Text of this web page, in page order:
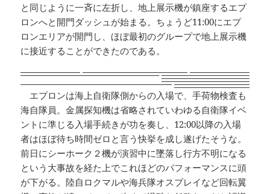
と同じように一斉に左折し、地上展示機が鎮座するエプ
ロンへと開門ダッシュが始まる。ちょうど11:00にエプ
ロンエリアが開門し、ほぼ最初のグループで地上展示機
に接近することができたのである。
エプロンは海上自衛隊側からの入場で、手荷物検査も
海自隊員。金属探知機は省略されていわゆる自衛隊イベ
ントに準じる入場手続きが功を奏し、12:00以降の入場
者はほぼ待ち時間ゼロと言う快挙を成し遂げたそうな。
前日にシーホーク２機が演習中に墜落し行方不明になる
という大事故を経た上でこれほどのパフォーマンスに頭
が下がる。陸自ロクマルや海兵隊オスプレイなど回転翼